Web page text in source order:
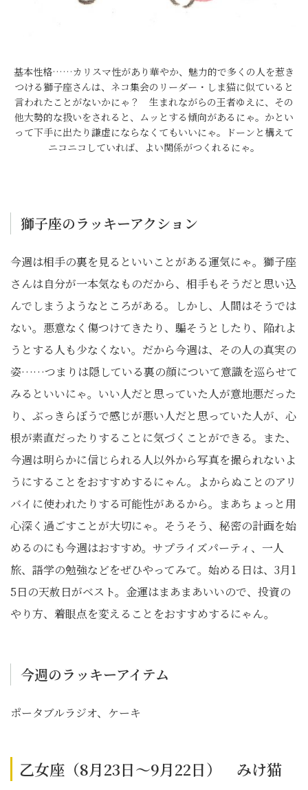
基本性格……カリスマ性があり華やか、魅力的で多くの人を惹き
つける獅子座さんは、ネコ集会のリーダー・しま猫に似ていると
言われたことがないかにゃ？ 生まれながらの王者ゆえに、その
他大勢的な扱いをされると、ムッとする傾向があるにゃ。かとい
って下手に出たり謙虚にならなくてもいいにゃ。ドーンと構えて
ニコニコしていれば、よい関係がつくれるにゃ。
獅子座のラッキーアクション
今週は相手の裏を見るといいことがある運気にゃ。獅子座
さんは自分が一本気なものだから、相手もそうだと思い込
んでしまうようなところがある。しかし、人間はそうでは
ない。悪意なく傷つけてきたり、騙そうとしたり、陥れよ
うとする人も少なくない。だから今週は、その人の真実の
姿……つまりは隠している裏の顔について意識を巡らせて
みるといいにゃ。いい人だと思っていた人が意地悪だった
り、ぶっきらぼうで感じが悪い人だと思っていた人が、心
根が素直だったりすることに気づくことができる。また、
今週は明らかに信じられる人以外から写真を撮られないよ
うにすることをおすすめするにゃん。よからぬことのアリ
バイに使われたりする可能性があるから。まあちょっと用
心深く過ごすことが大切にゃ。そうそう、秘密の計画を始
めるのにも今週はおすすめ。サプライズパーティ、一人
旅、語学の勉強などをぜひやってみて。始める日は、3月1
5日の天赦日がベスト。金運はまあまあいいので、投資の
やり方、着眼点を変えることをおすすめするにゃん。
今週のラッキーアイテム
ポータブルラジオ、ケーキ
乙女座（8月23日～9月22日） みけ猫